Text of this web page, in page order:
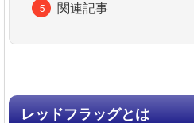
関連記事
レッドフラッグとは